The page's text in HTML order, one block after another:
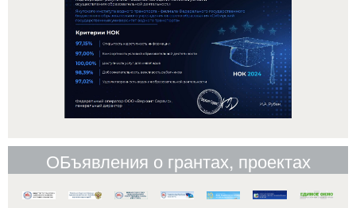
ОБъявления о грантах, проектах